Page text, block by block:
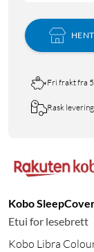
HENT
Fri frakt fra
Rask levering
Kobo
Etui for lesebrett
Kobo Libra